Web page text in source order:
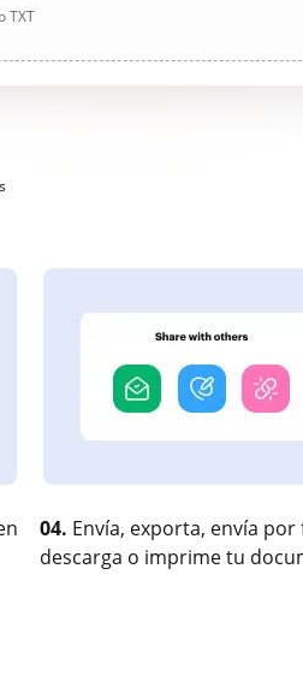
TXT
04. Envía, exporta, envía por
descarga o imprime tu